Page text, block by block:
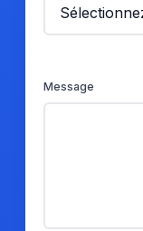
Message